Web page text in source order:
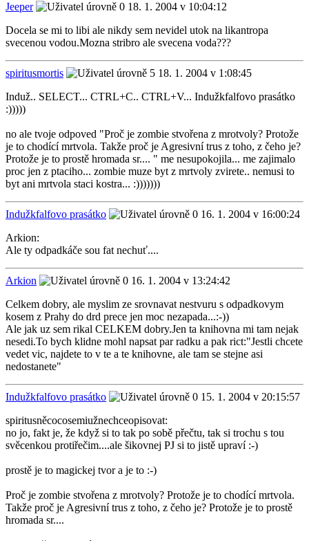
Jeeper
18. 1. 2004 v 10:04:12
Docela se mi to libi ale nikdy sem nevidel utok na likantropa
svecenou vodou.Mozna stribro ale svecena voda???
spiritusmortis
18. 1. 2004 v 1:08:45
Induž.. SELECT... CTRL+C.. CTRL+V... Indužkfalfovo prasátko
:)))))
no ale tvoje odpoved "Proč je zombie stvořena z mrotvoly? Protože
je to chodící mrtvola. Takže proč je Agresivní trus z toho, z čeho je?
Protože je to prostě hromada sr.... " me nesupokojila... me zajimalo
proc jen z ptaciho... zombie muze byt z mrtvoly zvirete.. nemusi to
byt ani mrtvola staci kostra... :)))))))
Indužkfalfovo prasátko
16. 1. 2004 v 16:00:24
Arkion:
Ale ty odpadkáče sou fat nechuť....
Arkion
16. 1. 2004 v 13:24:42
Celkem dobry, ale myslim ze srovnavat nestvuru s odpadkovym
kosem z Prahy do drd prece jen moc nezapada...:-))
Ale jak uz sem rikal CELKEM dobry.Jen ta knihovna mi tam nejak
nesedi.To bych klidne mohl napsat par radku a pak rict:"Jestli chcete
vedet vic, najdete to v te a te knihovne, ale tam se stejne asi
nedostanete"
Indužkfalfovo prasátko
15. 1. 2004 v 20:15:57
spiritusněcocosemiužnechceopisovat:
no jo, fakt je, že když si to tak po sobě přečtu, tak si trochu s tou
svěcenkou protiřečim....ale šikovnej PJ si to jistě upraví :-)
prostě je to magickej tvor a je to :-)
Proč je zombie stvořena z mrotvoly? Protože je to chodící mrtvola.
Takže proč je Agresivní trus z toho, z čeho je? Protože je to prostě
hromada sr....